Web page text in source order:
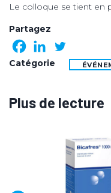
Le colloque se tient en
Partagez
Catégorie
Plus de lecture